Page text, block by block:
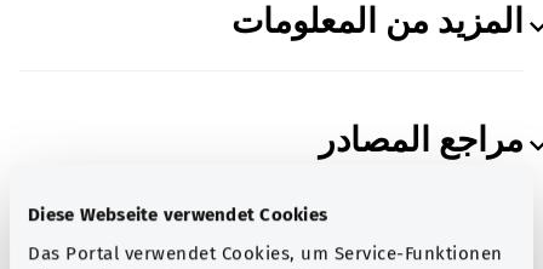
Diese Webseite verwendet Cookies
Das Portal verwendet Cookies, um Service-Funktionen
المزيد من المعلومات
مراجع المصادر